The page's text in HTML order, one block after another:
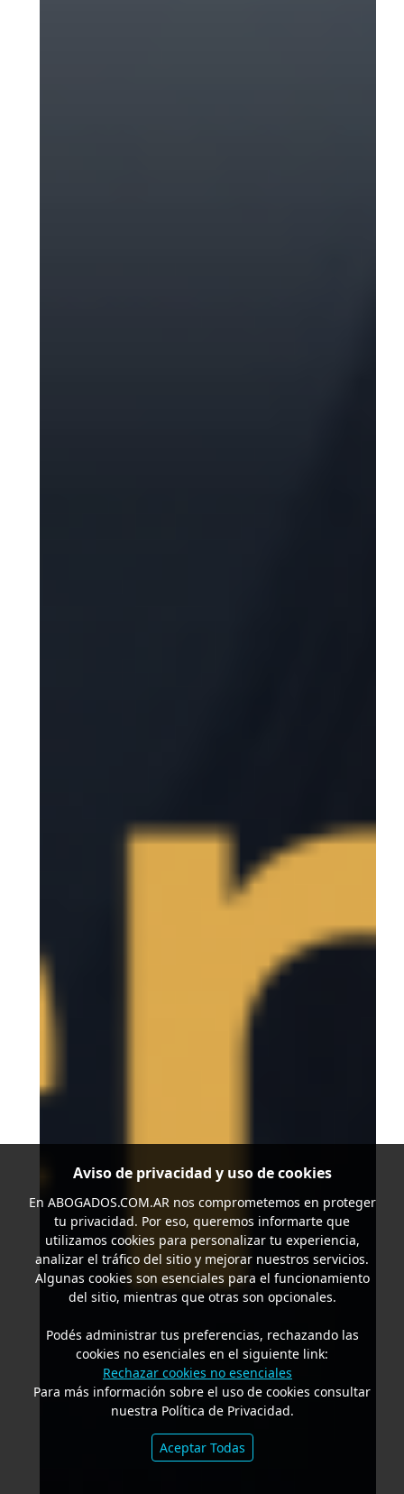
Aviso de privacidad y uso de cookies
En ABOGADOS.COM.ARnos comprometemos en proteger
tu privacidad. Por eso, queremos informarte que
utilizamos cookies para personalizar tu experiencia,
analizar el tráfico del sitio y mejorar nuestros servicios.
Algunas cookies son esenciales para el funcionamiento
del sitio, mientras que otras son opcionales.
Podés administrar tus preferencias, rechazando las
cookies no esenciales en el siguiente link:
Rechazar cookies no esenciales
Para más información sobre el uso de cookies consultar
nuestra Política de Privacidad.
Aceptar Todas